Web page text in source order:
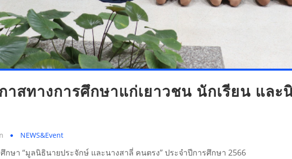
าสทางการศึกษาแก่เยาวชน นักเรียน แล
NEWS&Event
ษา “มูลนิธินายประจักษ์ และนางสาลี่ คนตรง” ประจำปีการศึกษา 2566